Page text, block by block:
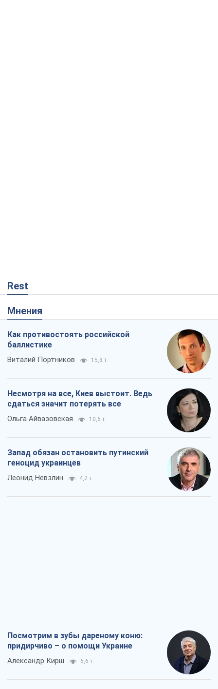
Rest
Мнения
Как противостоять российской
баллистике
Виталий Портников 15,8 т.
Несмотря на все, Киев выстоит. Ведь
сдаться значит потерять все
Ольга Айвазовская 10,6 т.
Запад обязан остановить путинский
геноцид украинцев
Леонид Невзлин 4,2 т.
Посмотрим в зубы дареному коню:
придирчиво – о помощи Украине
Александр Кирш 6,6 т.